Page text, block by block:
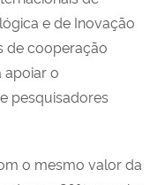
e de Inovação
de cooperação
apoiar o
pesquisadores
o mesmo valor da